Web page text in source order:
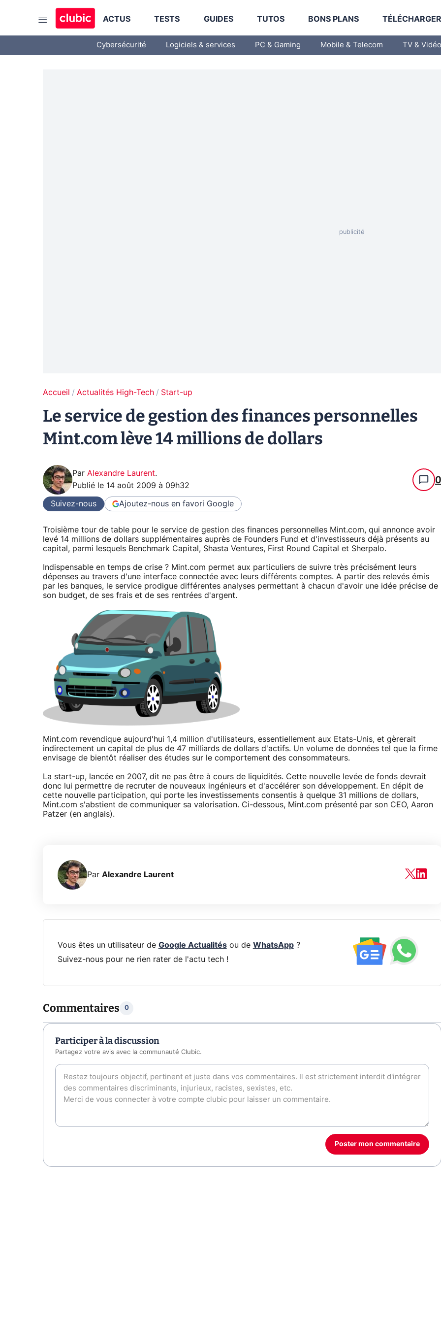
ACTUS TESTS GUIDES TUTOS BONS PLANS
Cybersécurité Logiciels & services PC & Gaming Mobile & Telecom TV & Vidéo
Accueil Actualités High-Tech Start-up
Le service de gestion des finances personnelles
Mint.com lève 14 millions de dollars
Par Alexandre Laurent.
Publié le 14 août 2009 à 09h32 0
Suivez-nous Ajoutez-nous en favori Google
Troisième tour de table pour le service de gestion des finances personnelles Mint.com, qui annonce avoir
levé 14 millions de dollars supplémentaires auprès de Founders Fund et d'investisseurs déjà présents au
capital, parmi lesquels Benchmark Capital, Shasta Ventures, First Round Capital et Sherpalo.
Indispensable en temps de crise ? Mint.com permet aux particuliers de suivre très précisément leurs
dépenses au travers d'une interface connectée avec leurs différents comptes. A partir des relevés émis
par les banques, le service prodigue différentes analyses permettant à chacun d'avoir une idée précise de
son budget, de ses frais et de ses rentrées d'argent.
Mint.com revendique aujourd'hui 1,4 million d'utilisateurs, essentiellement aux Etats-Unis, et gèrerait
indirectement un capital de plus de 47 milliards de dollars d'actifs. Un volume de données tel que la firme
envisage de bientôt réaliser des études sur le comportement des consommateurs.
La start-up, lancée en 2007, dit ne pas être à cours de liquidités. Cette nouvelle levée de fonds devrait
donc lui permettre de recruter de nouveaux ingénieurs et d'accélérer son développement. En dépit de
cette nouvelle participation, qui porte les investissements consentis à quelque 31 millions de dollars,
Mint.com s'abstient de communiquer sa valorisation. Ci-dessous, Mint.com présenté par son CEO, Aaron
Patzer (en anglais).
Par Alexandre Laurent
Vous êtes un utilisateur de Google Actualitésou de WhatsApp?
Suivez-nous pour ne rien rater de l'actu tech !
Commentaires 0
Participer à la discussion
Partagez votre avis avec la communauté Clubic.
Poster mon commentaire